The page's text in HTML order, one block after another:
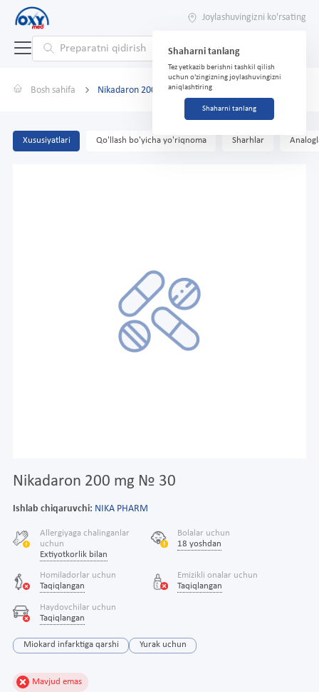
Joylashuvingizni ko'rsating
Shaharni tanlang
Tez yetkazib berishni tashkil qilish
uchun o'zingizning joylashuvingizni
aniqlashtiring
Shaharni tanlang
Bosh sahifa Nikadaron 200 mg № 30
Xususiyatlari Qo'llash bo'yicha yo'riqnoma Sharhlar
Nikadaron 200 mg № 30
Ishlab chiqaruvchi: NIKA PHARM
Allergiyaga chalinganlar
uchun
Extiyotkorlik bilan
Bolalar uchun
18 yoshdan
Homiladorlar uchun
Taqiqlangan
Emizikli onalar uchun
Taqiqlangan
Haydovchilar uchun
Taqiqlangan
Miokard infarktiga qarshi Yurak uchun
Mavjud emas